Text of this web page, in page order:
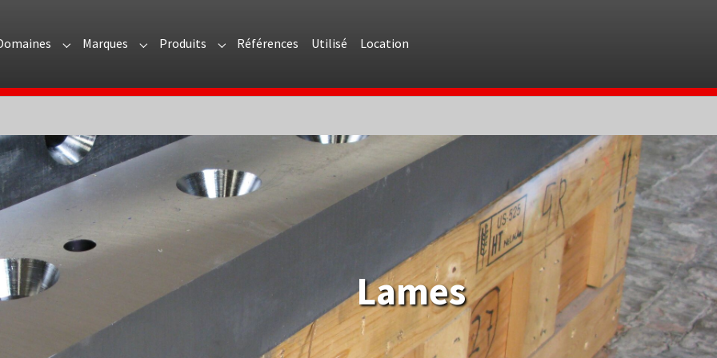
for "Présentation"
Submenu for "Domaines"
Marques Submenu for "Marques"
Produits Submenu for "Produits"
Références Utilisé Location
Lames